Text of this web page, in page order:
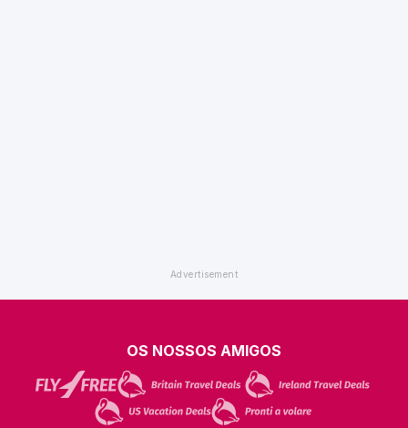
OS NOSSOS AMIGOS